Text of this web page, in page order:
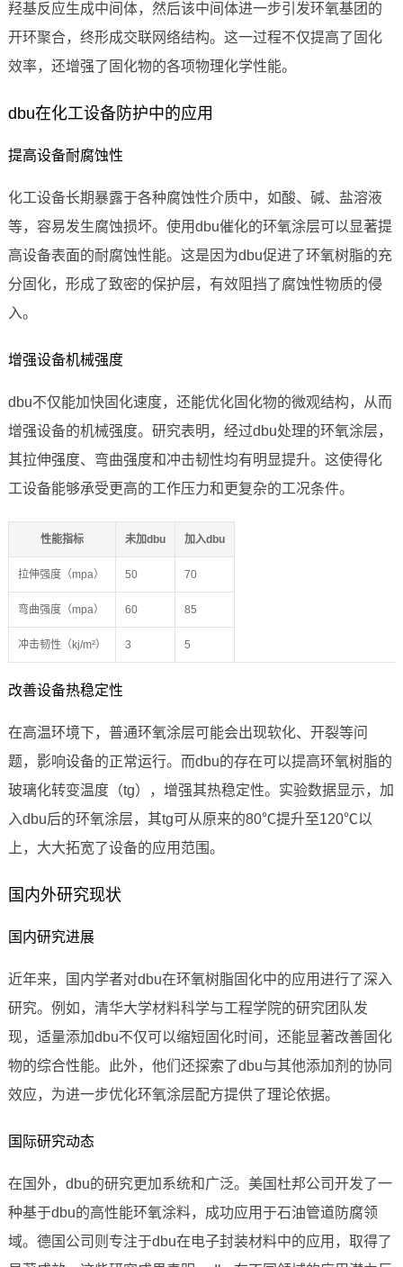
羟基反应生成中间体，然后该中间体进一步引发环氧基团的
开环聚合，终形成交联网络结构。这一过程不仅提高了固化
效率，还增强了固化物的各项物理化学性能。
dbu在化工设备防护中的应用
提高设备耐腐蚀性
化工设备长期暴露于各种腐蚀性介质中，如酸、碱、盐溶液
等，容易发生腐蚀损坏。使用dbu催化的环氧涂层可以显著提
高设备表面的耐腐蚀性能。这是因为dbu促进了环氧树脂的充
分固化，形成了致密的保护层，有效阻挡了腐蚀性物质的侵
入。
增强设备机械强度
dbu不仅能加快固化速度，还能优化固化物的微观结构，从而
增强设备的机械强度。研究表明，经过dbu处理的环氧涂层，
其拉伸强度、弯曲强度和冲击韧性均有明显提升。这使得化
工设备能够承受更高的工作压力和更复杂的工况条件。
性能指标 未加dbu 加入dbu
拉伸强度（mpa） 50 70
弯曲强度（mpa） 60 85
冲击韧性（kj/m²） 3 5
改善设备热稳定性
在高温环境下，普通环氧涂层可能会出现软化、开裂等问
题，影响设备的正常运行。而dbu的存在可以提高环氧树脂的
玻璃化转变温度（tg），增强其热稳定性。实验数据显示，加
入dbu后的环氧涂层，其tg可从原来的80℃提升至120℃以
上，大大拓宽了设备的应用范围。
国内外研究现状
国内研究进展
近年来，国内学者对dbu在环氧树脂固化中的应用进行了深入
研究。例如，清华大学材料科学与工程学院的研究团队发
现，适量添加dbu不仅可以缩短固化时间，还能显著改善固化
物的综合性能。此外，他们还探索了dbu与其他添加剂的协同
效应，为进一步优化环氧涂层配方提供了理论依据。
国际研究动态
在国外，dbu的研究更加系统和广泛。美国杜邦公司开发了一
种基于dbu的高性能环氧涂料，成功应用于石油管道防腐领
域。德国公司则专注于dbu在电子封装材料中的应用，取得了